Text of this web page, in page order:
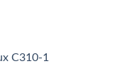
C310-1